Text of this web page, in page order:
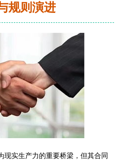
规则演进
现实生产力的重要桥梁，但其合同